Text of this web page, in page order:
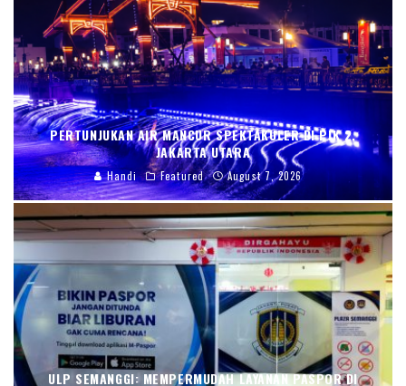
PERTUNJUKAN AIR MANCUR SPEKTAKULER DI PIK 2,
JAKARTA UTARA
Handi Featured August 7, 2026
ULP SEMANGGI: MEMPERMUDAH LAYANAN PASPOR DI